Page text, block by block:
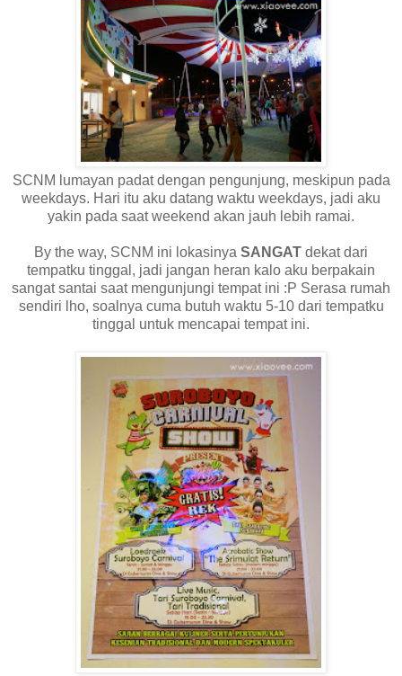
SCNM lumayan padat dengan pengunjung, meskipun pada
weekdays. Hari itu aku datang waktu weekdays, jadi aku
yakin pada saat weekend akan jauh lebih ramai.
By the way, SCNM ini lokasinya SANGAT dekat dari
tempatku tinggal, jadi jangan heran kalo aku berpakain
sangat santai saat mengunjungi tempat ini :P Serasa rumah
sendiri lho, soalnya cuma butuh waktu 5-10 dari tempatku
tinggal untuk mencapai tempat ini.